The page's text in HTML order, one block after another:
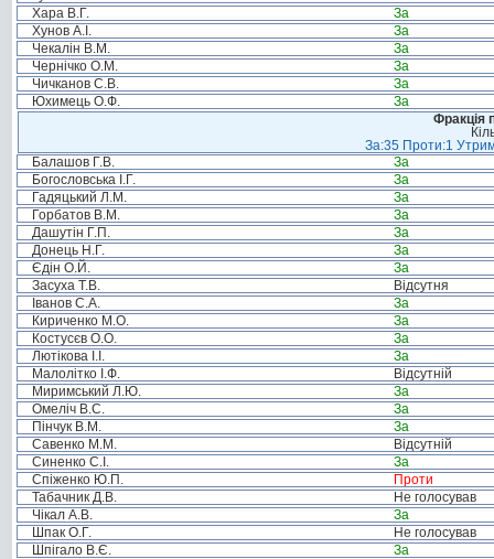
Хара В.Г.
За
Хунов А.І.
За
Чекалін В.М.
За
Чернічко О.М.
За
Чичканов С.В.
За
Юхимець О.Ф.
За
Фракція
За:35 Проти:1
Балашов Г.В.
За
Богословська І.Г.
За
Гадяцький Л.М.
За
Горбатов В.М.
За
Дашутін Г.П.
За
Донець Н.Г.
За
Єдін О.Й.
За
Засуха Т.В.
Відсутня
Іванов С.А.
За
Кириченко М.О.
За
Костусєв О.О.
За
Лютікова І.І.
За
Малолітко І.Ф.
Відсутній
Миримський Л.Ю.
За
Омеліч В.С.
За
Пінчук В.М.
За
Савенко М.М.
Відсутній
Синенко С.І.
За
Спіженко Ю.П.
Проти
Табачник Д.В.
Не голосував
Чікал А.В.
За
Шпак О.Г.
Не голосував
Шпігало В.Є.
За